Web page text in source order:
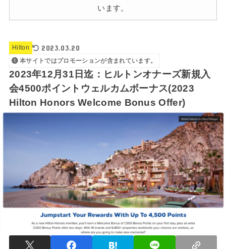
います。
Hilton 2023.03.20
本サイトではプロモーションが含まれています。
2023年12月31日迄：ヒルトンオナーズ新規入
会4500ポイントウェルカムボーナス(2023
Hilton Honors Welcome Bonus Offer)